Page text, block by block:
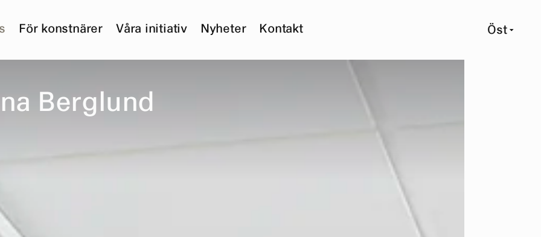
För konstnärer Våra initiativ Nyheter Kontakt Öst
na Berglund